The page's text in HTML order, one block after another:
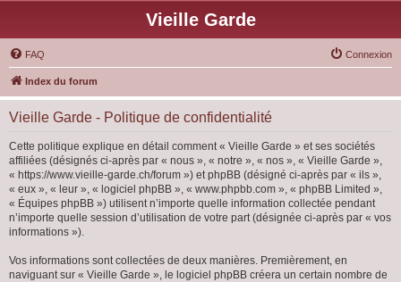
Vieille Garde
FAQ Connexion
Index du forum
Vieille Garde - Politique de confidentialité
Cette politique explique en détail comment « Vieille Garde » et ses sociétés
affiliées (désignés ci-après par « nous », « notre », « nos », « Vieille Garde »,
« https://www.vieille-garde.ch/forum ») et phpBB (désigné ci-après par « ils »,
« eux », « leur », « logiciel phpBB », « www.phpbb.com », « phpBB Limited »,
« Équipes phpBB ») utilisent n’importe quelle information collectée pendant
n’importe quelle session d’utilisation de votre part (désignée ci-après par « vos
informations »).
Vos informations sont collectées de deux manières. Premièrement, en
naviguant sur « Vieille Garde », le logiciel phpBB créera un certain nombre de